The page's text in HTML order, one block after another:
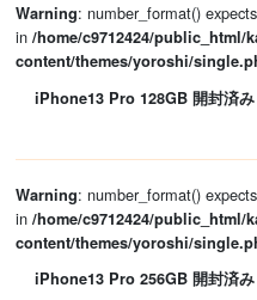
Warning: number_format()
in /home/c9712424/
content/themes/yoroshi/
iPhone13 Pro 128GB 開封済み
Warning: number_format()
in /home/c9712424/
content/themes/yoroshi/
iPhone13 Pro 256GB 開封済み